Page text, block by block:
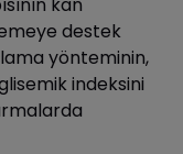
destek
yönteminin,
indeksini